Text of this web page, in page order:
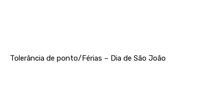
Tolerância de ponto/Férias – Dia de São João